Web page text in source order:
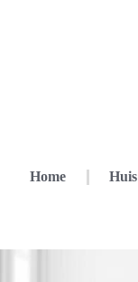
Home Huis